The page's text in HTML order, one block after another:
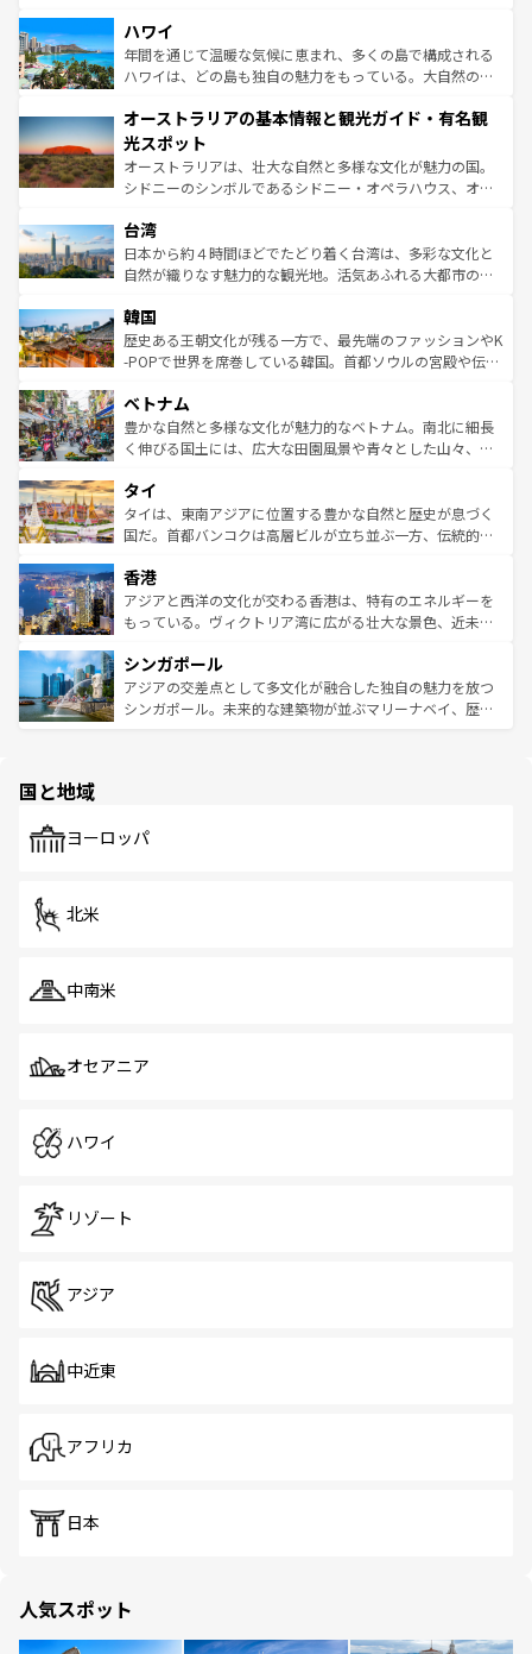
着のスイス情報は
のような巨大都市は、観光、ショッピング、エンターテイ
ンメントが詰まった刺激的なスポットだ。一方、アメリカ
西部には大自然が広がり、グランドキャニオンやイエロー
部のニューオーリンズでは、音楽と美食が融合した独特の
文化が魅力。旅行者はアメリカの各地域で異なる魅力を楽
しみながら、その多様性と豊かな歴史を感じることができ
るだろう。車でのロードトリップや列車の旅も、アメリカ
情報は
ハワイ
年間を通じて温暖な気候に恵まれ、多くの島で構成される
ハワイは、どの島も独自の魅力をもっている。大自然の神
ワイ島は見逃せない。また、定番の観光地といえばオアフ
島だが、静かな自然を求めるならマウイ島やカウアイ島が
おすすめ。エメラルドグリーンに輝く海をはじめ、豊かな
文化や歴史が息づいている。「アロハスピリット」と呼ば
人々、おいしいローカルフードやハワイアンミュージッ
ク、伝統的なフラダンスなど、すべてがハワイの魅力を彩
っている。訪れるたびに新しい発見と感動が待っているハ
はコンテンツ一覧
オーストラリアの基本情報と観光ガイド・有名観
光スポット
オーストラリアは、壮大な自然と多様な文化が魅力の国。
シドニーのシンボルであるシドニー・オペラハウス、オー
リアリーフや大陸中央部にそびえるウルル（エアーズロッ
ク）、タスマニアの美しい原生林やケアンズの熱帯雨林な
ど、見どころがたくさん。また、カフェやワイン、オージ
いる。アクティビティも充実しており、サーフィンやダイ
ビング、ハイキングなど、アウトドア好きにはたまらな
い。オーストラリアの多彩な魅力を存分に味わいつくそ
参照してほしい。
台湾
日本から約４時間ほどでたどり着く台湾は、多彩な文化と
自然が織りなす魅力的な観光地。活気あふれる大都市の台
ン）、静ひつな山岳地帯である台湾東部など、都市の喧騒
と山間の静けさが共存しており、訪れる人に新しい発見と
驚きをもたらしてくれる。また、奥深い台湾の食文化も魅
容にもいいと評判のスイーツなど、バラエティ豊かな料理
が味わえる。 なお、新着の台湾情報は コンテンツ一覧を参
照してほしい。
韓国
歴史ある王朝文化が残る一方で、最先端のファッションやK
-POPで世界を席巻している韓国。首都ソウルの宮殿や伝統
き、地方に足を延ばせば四季折々の自然美を楽しむことが
できる。そして、キムチや焼肉、絶品のストリートフード
まで、さまざまな韓国料理が待っている。夜には、韓国な
リティに包まれながら、韓国の多彩な魅力を心ゆくまで味
わってみてほしい。 なお、新着の韓国情報はコンテンツ一
覧を参照してほしい。
ベトナム
豊かな自然と多様な文化が魅力的なベトナム。南北に細長
く伸びる国土には、広大な田園風景や青々とした山々、世
急速な発展と共に伝統が息づく。ハノイの古い町並みやホ
ーチミン市のフランス統治時代の建物も、独特の雰囲気を
醸し出している。また、バラエティの豊かさとおいしさで
とつ。フォーやバインミー、ベトナムコーヒーなどは、ぜ
ひ現地で味わいたい。どの地域を訪れてもあたたかい人々
が旅行者を迎えてくれるので、きっと忘れられない旅にな
参照してほしい。
タイ
タイは、東南アジアに位置する豊かな自然と歴史が息づく
国だ。首都バンコクは高層ビルが立ち並ぶ一方、伝統的な
の活気が交差している。北部ではチェンマイなどの山岳地
帯で自然と触れ合い、南部ではプーケットやクラビの美し
いビーチでリゾート気分を楽しむことができる。タイ料理
激する。気候は一年中温暖で、どの季節にも異なる楽しみ
が待っている。親しみやすいタイの人々、仏教を中心とし
た文化、そして多様な観光資源が、訪れる旅人を魅了し続
香港
アジアと西洋の文化が交わる香港は、特有のエネルギーを
もっている。ヴィクトリア湾に広がる壮大な景色、近未来
み、どこを訪れても感動するはず。観光スポットが密集し
ており、効率よく見どころを回れるのも魅力。息をのむよ
うな絶景から文化的な体験まで、香港を存分に楽しみ尽く
シンガポール
アジアの交差点として多文化が融合した独自の魅力を放つ
シンガポール。未来的な建築物が並ぶマリーナベイ、歴史
で、ホーカーズは地元の風情を楽しめる外せないスポット
国と地域
ヨーロッパ
北米
中南米
オセアニア
ハワイ
リゾート
アジア
中近東
アフリカ
日本
人気スポット